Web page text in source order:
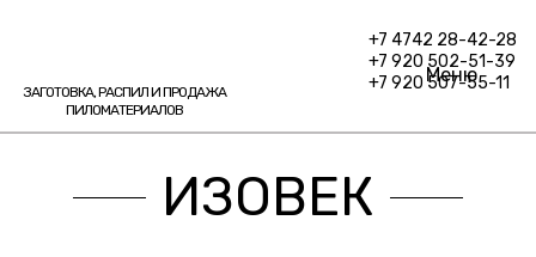
ЗАГОТОВКА, РАСПИЛ И ПРОДАЖА
ПИЛОМАТЕРИАЛОВ
+7 4742 28-42-28
+7 920 502-51-39
+7 920 507-55-11
Меню
ИЗОВЕК